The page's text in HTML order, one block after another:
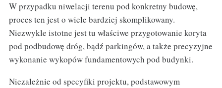
W przypadku niwelacji terenu pod konkretny budowę,
proces ten jest o wiele bardziej skomplikowany.
Niezwykle istotne jest tu właściwe przygotowanie koryta
pod podbudowę dróg, bądź parkingów, a także precyzyjne
wykonanie wykopów fundamentowych pod budynki.
Niezależnie od specyfiki projektu, podstawowym